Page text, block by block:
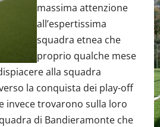
massima attenzione
all’espertissima
squadra etnea che
proprio qualche mese
alla squadra
la conquista dei play-off
invece trovarono sulla loro
di Bandieramonte che